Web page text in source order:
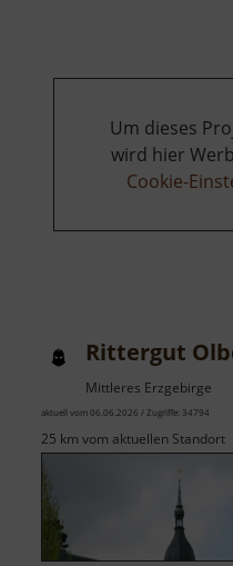
Um dieses
wird hier
Cookie-
Rittergut
Mittleres Erzgebirge
aktuell vom 06.06.2026 / Zugriffe: 34794
25 km vom aktuellen Standort